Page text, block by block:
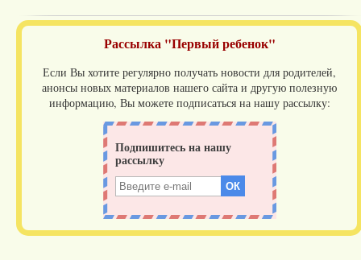
Рассылка "Первый ребенок"
Если Вы хотите регулярно получать новости для родителей,
анонсы новых материалов нашего сайта и другую полезную
информацию, Вы можете подписаться на нашу рассылку: